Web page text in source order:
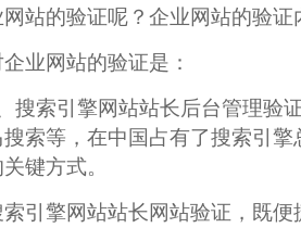
网站的验证呢？企业网站的验证
业网站的验证是：
搜索引擎网站站长后台管理验
搜索等，在中国占有了搜索引
键方式。
索引擎网站站长网站验证，既